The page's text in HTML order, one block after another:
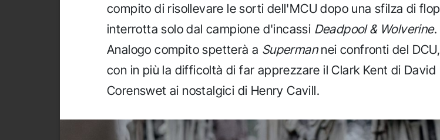
compito di risollevare le sorti dell'MCU dopo una sfilza di flop
interrotta solo dal campione d'incassi Deadpool & Wolverine.
Analogo compito spetterà a Supermannei confronti del DCU,
con in più la difficoltà di far apprezzare il Clark Kent di David
Corenswet ai nostalgici di Henry Cavill.